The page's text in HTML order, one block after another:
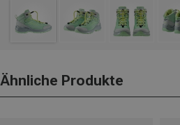
Ähnliche Produkte